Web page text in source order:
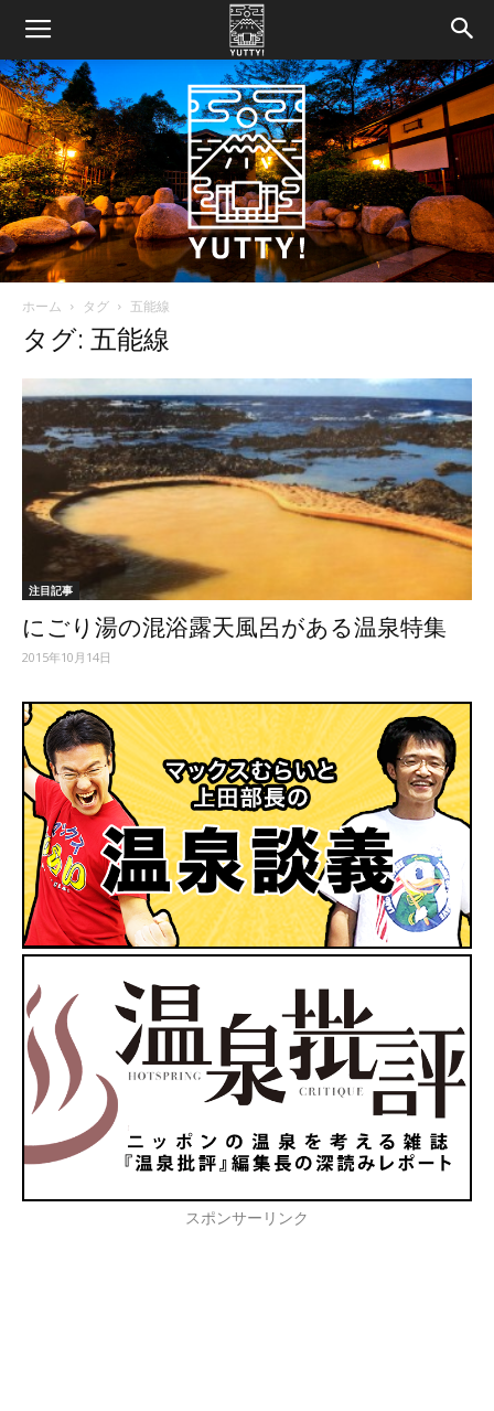
【ユ
テ
ィ】
ホーム タグ 五能線
タグ: 五能線
注目記事
にごり湯の混浴露天風呂がある温泉特集
2015年10月14日
スポンサーリンク